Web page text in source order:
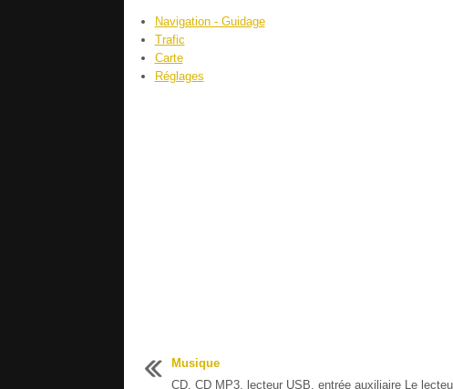
Navigation - Guidage
Trafic
Carte
Réglages
Musique
CD, CD MP3, lecteur USB, entrée auxiliaire Le